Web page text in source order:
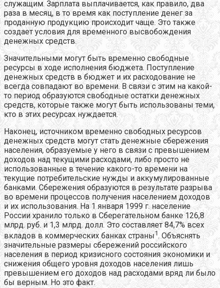
служащим. Зарплата выплачивается, как правило, два
раза в месяц, в то время как поступление денег за
проданную продукцию происходит чаще. Это также
создает условия для временного высвобождения
денежных средств.
Значительными могут быть временно свободные
ресурсы в ходе исполнения бюджета. Поступление
денежных средств в бюджет и их расходование не
всегда совпадают во времени. В связи с этим на какой-
то период образуются свободные остатки денежных
средств, которые также могут быть использованы теми,
кто в этих ресурсах нуждается.
Наконец, источником временно свободных ресурсов
денежных средств могут стать денежные сбережения
населения, образуемые у него в связи с превышением
доходов над текущими расходами, либо просто не
использованные в течение какого-то времени на
текущие потребительские нужды и аккумулированные
банками. Сбережения образуются в результате разрыва
во времени процессов получения населением доходов
и их использования. На 1 января 1999 г. население
России хранило только в Сберегательном банке 126,8
млрд. руб. и 1,3 млрд. долл. Это составляет 84,7% всех
вкладов в коммерческих банках страны1. Объяснять
значительные размеры сбережений российского
населения в период кризисного состояния экономики и
снижения общего уровня доходов населения лишь
превышением его доходов над расходами вряд ли было
бы верным. Но это факт.